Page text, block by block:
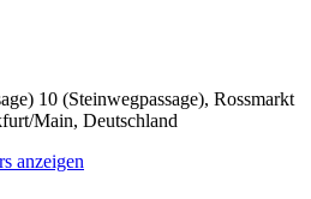
10 (Steinwegpassage), Rossmarkt
Main, Deutschland
anzeigen